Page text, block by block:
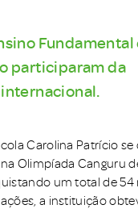
Fundamental
participaram da
Carolina Patrício
Olimpíada Canguru
um total de 54
a instituição